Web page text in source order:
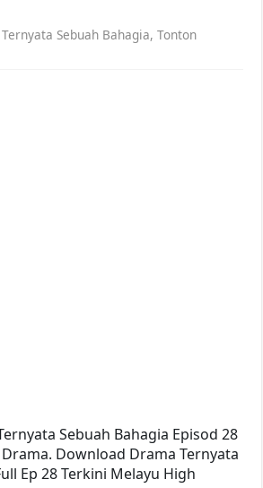
Ternyata Sebuah Bahagia,Tonton
Sebuah Bahagia Episod 28
Download Drama Ternyata
Ep 28 Terkini Melayu High